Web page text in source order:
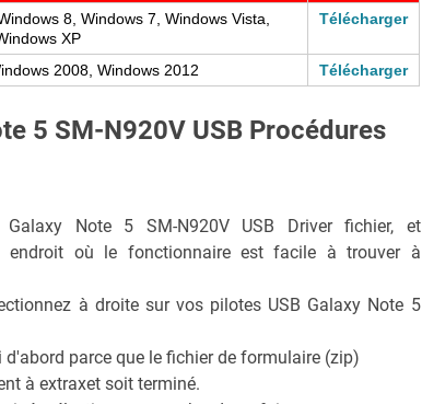
8, Windows 7, Windows Vista,
XP
Télécharger
2008, Windows 2012 Télécharger
5 SM-N920V USB Procédures
Galaxy Note 5 SM-N920V USB Driver fichier, et
endroit où le fonctionnaire est facile à trouver à
à droite sur vos pilotes USB Galaxy Note 5
d'abord parce que le fichier de formulaire (zip)
à extraxet soit terminé.